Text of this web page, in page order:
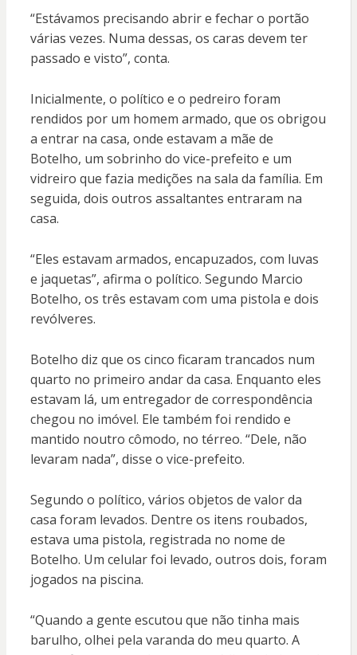
“Estávamos precisando abrir e fechar o portão
várias vezes. Numa dessas, os caras devem ter
passado e visto”, conta.
Inicialmente, o político e o pedreiro foram
rendidos por um homem armado, que os obrigou
a entrar na casa, onde estavam a mãe de
Botelho, um sobrinho do vice-prefeito e um
vidreiro que fazia medições na sala da família. Em
seguida, dois outros assaltantes entraram na
casa.
“Eles estavam armados, encapuzados, com luvas
e jaquetas”, afirma o político. Segundo Marcio
Botelho, os três estavam com uma pistola e dois
revólveres.
Botelho diz que os cinco ficaram trancados num
quarto no primeiro andar da casa. Enquanto eles
estavam lá, um entregador de correspondência
chegou no imóvel. Ele também foi rendido e
mantido noutro cômodo, no térreo. “Dele, não
levaram nada”, disse o vice-prefeito.
Segundo o político, vários objetos de valor da
casa foram levados. Dentre os itens roubados,
estava uma pistola, registrada no nome de
Botelho. Um celular foi levado, outros dois, foram
jogados na piscina.
“Quando a gente escutou que não tinha mais
barulho, olhei pela varanda do meu quarto. A